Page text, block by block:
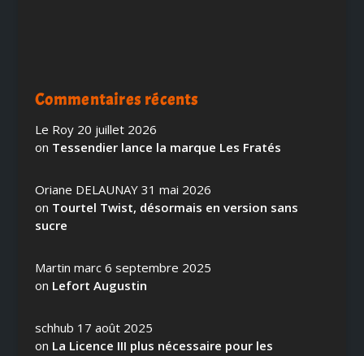
Commentaires récents
Le Roy 20 juillet 2026
on Tessendier lance la marque Les Fratés
Oriane DELAUNAY 31 mai 2026
on Tourtel Twist, désormais en version sans
sucre
Martin marc 6 septembre 2025
on Lefort Augustin
schhub 17 août 2025
on La Licence III plus nécessaire pour les